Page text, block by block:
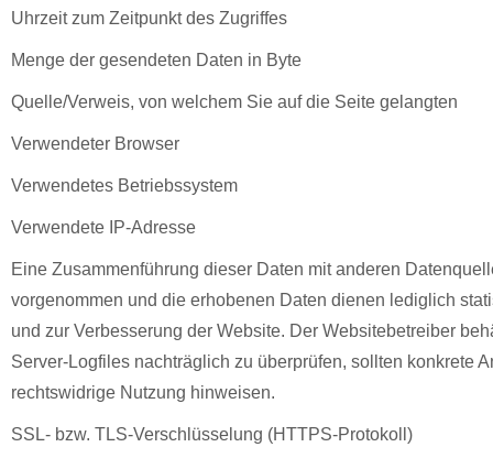
Uhrzeit zum Zeitpunkt des Zugriffes
Menge der gesendeten Daten in Byte
Quelle/Verweis, von welchem Sie auf die Seite gelangten
Verwendeter Browser
Verwendetes Betriebssystem
Verwendete IP-Adresse
Eine Zusammenführung dieser Daten mit anderen
vorgenommen und die erhobenen Daten dienen lediglich
und zur Verbesserung der Website. Der Websitebetreiber
Server-Logfiles nachträglich zu überprüfen, sollten konkrete
rechtswidrige Nutzung hinweisen.
SSL- bzw. TLS-Verschlüsselung (HTTPS-Protokoll)